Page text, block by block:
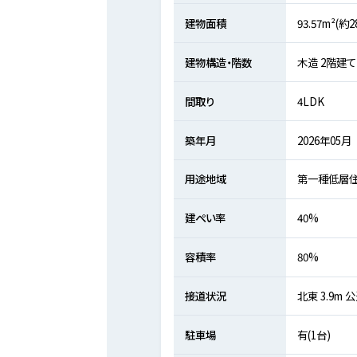
建物面積 93.57m²(約
建物構造・階数 木造 2階建て
間取り 4LDK
築年月 2026年05月
用途地域 第一種低層
建ぺい率 40%
容積率 80%
接道状況 北東 3.9m
駐車場 有(1台)